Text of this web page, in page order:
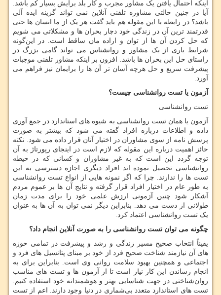
اینکه احتمال یافتن یک مشاور مجرب و کار بلد برایش بسیار کم باشد.
آیا در چنین حالتی مشاوره تلفنی آنلاین نمی تواند گزینه ایده آلی
باشد؟ در رابطه با این مقوله هم باید گفت هر یک از ما انسان ها حتی
قدرتمند ترین آن در زندگی خود دچار بحران ها و مشکلاتی می شویم
که حل کردن آن ها از توان و اراده مان ساقط است. در این‌گونه
شرایط یاری از یک مشاور و روانشناس می تواند گامی بزرگ در
راستای حل این بحران ها باشد. افزون بر اینکه مشاور تلفنی موجبات
پیشرفت سریع و حل هرچه آسان تر آن ها را برایمان نیز فراهم می
آورد.
آزمون یا تست روانشناسی چیست؟
تست روانشناسی
آزمون یا همان تست روانشناسی به شیوه های استاندارد در جمع آوری
داده و اطلاعات درباره افراد گفته می شود که بیشتر به صورت
پرسش نامه از سوی مشاوران در اختیار آنان قرار داده می شود. نکته
حائز اهمیت درباره این مقوله که لازم است در اینجای رپورتاژ به آن
توجه گردد این است که به غیر مشاوران و کسانی که در حیطه
روانشناسی تحصیل نموده اند افراد دیگری اجازه دسترسی به این
تست ها را ندارند. چرا که اگر نمونه هایی از انواع تست روانشناسی
به طور عام در اختیار افراد قرار گرفته و نتایج آن ها بر عموم مردم
آشکار شود چنین آزمونی ارزش علمی خود را برای مدت زمان
طولانی از دست می دهد. بنابراین دیگر نمی توان به آن ها به عنوان
یک تست روانشناسی اعتماد کرد.
چگونه می توان تست روانشناسی را به صورت آنلاین انجام داد؟
یقیناً انتخاب صحیح مسیر زندگی و رشد و پیشرفت در تمامی حوزه
های آن نیازمند شناخت صحیح فرد از خود بر مبنای پتانسیل های فرد و
اجتماعی و همچنین بهبود سلامت روانی وی است. بنابراین برای به
انجام رساندن این کار نیاز است تا از آزمون ها و تست های مناسب
روان‌شناختی در جهت شناسایی بهتر و هوشمندانه خود استفاده کنیم.
تست های استاندارد متعدد بی‌شماری در دنیا وجود دارند. اعم از تست